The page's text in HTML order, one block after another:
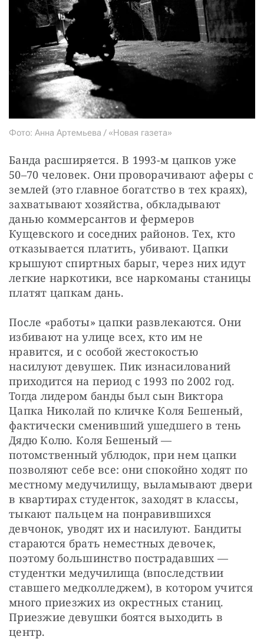
Фото: Анна Артемьева / «Новая газета»
Банда расширяется. В 1993-м цапков уже
50–70 человек. Они проворачивают аферы с
землей (это главное богатство в тех краях),
захватывают хозяйства, обкладывают
данью коммерсантов и фермеров
Кущевского и соседних районов. Тех, кто
отказывается платить, убивают. Цапки
крышуют спиртных барыг, через них идут
легкие наркотики, все наркоманы станицы
платят цапкам дань.
После «работы» цапки развлекаются. Они
избивают на улице всех, кто им не
нравится, и с особой жестокостью
насилуют девушек. Пик изнасилований
приходится на период с 1993 по 2002 год.
Тогда лидером банды был сын Виктора
Цапка Николай по кличке Коля Бешеный,
фактически сменивший ушедшего в тень
Дядю Колю. Коля Бешеный —
потомственный ублюдок, при нем цапки
позволяют себе все: они спокойно ходят по
местному медучилищу, выламывают двери
в квартирах студенток, заходят в классы,
тыкают пальцем на понравившихся
девчонок, уводят их и насилуют. Бандиты
стараются брать неместных девочек,
поэтому большинство пострадавших —
студентки медучилища (впоследствии
ставшего медколледжем), в котором учится
много приезжих из окрестных станиц.
Приезжие девушки боятся выходить в
центр.